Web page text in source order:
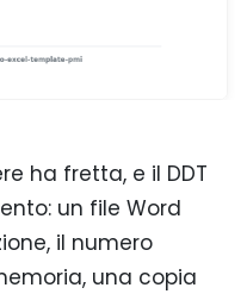
ha fretta, e il DDT
un file Word
il numero
una copia